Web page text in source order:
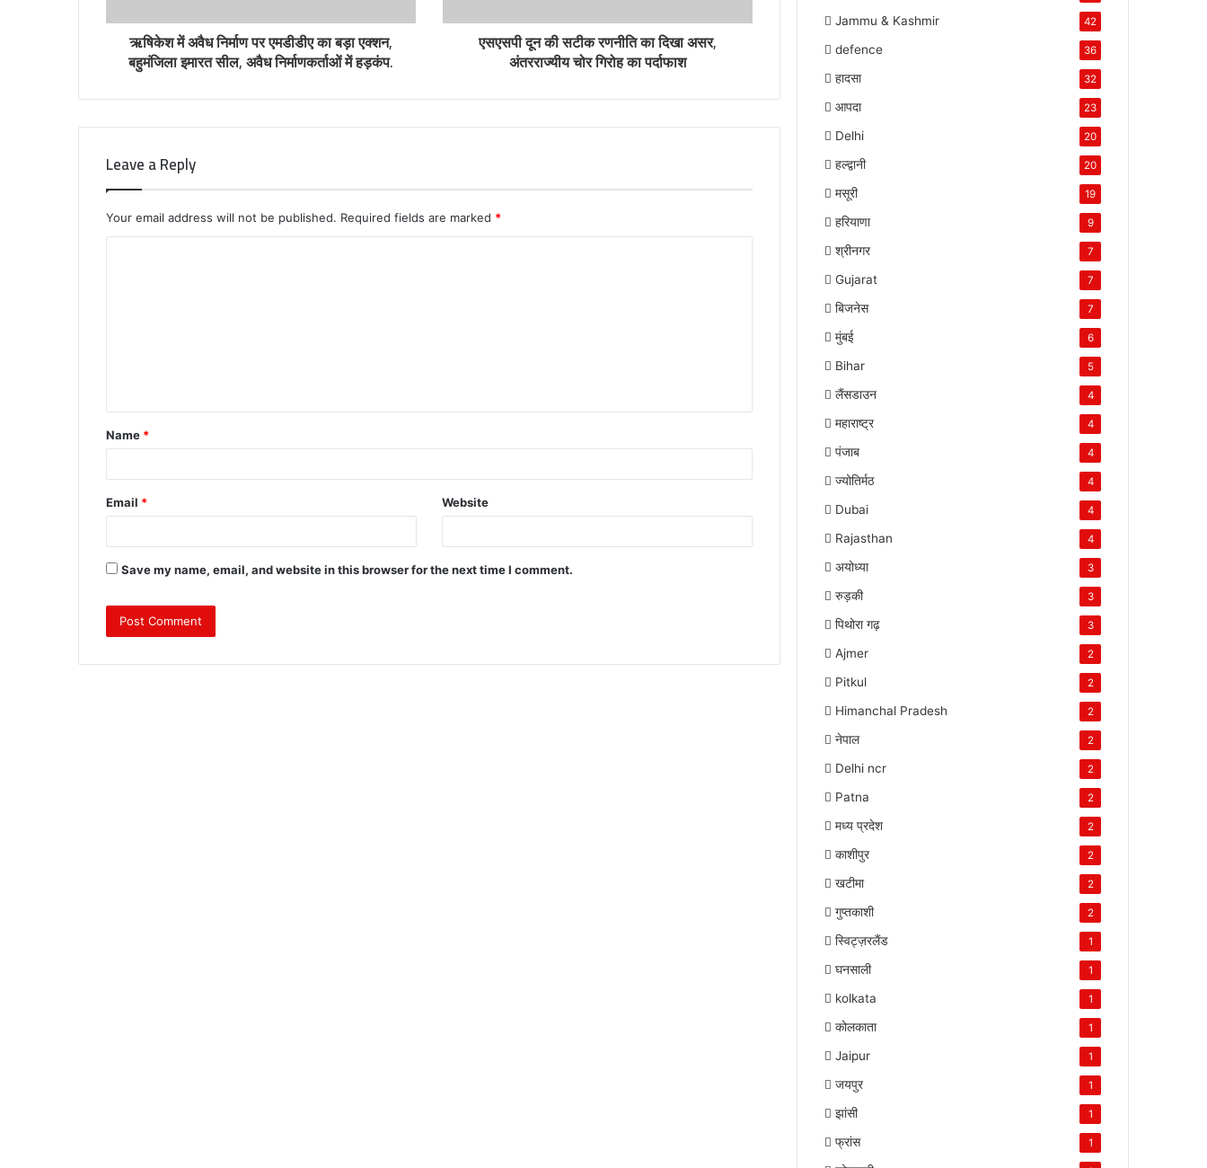
ऋषिकेश में अवैध निर्माण पर एमडीडीए का बड़ा एक्शन,
बहुमंजिला इमारत सील, अवैध निर्माणकर्ताओं में हड़कंप.
एसएसपी दून की सटीक रणनीति का दिखा असर,
अंतरराज्यीय चोर गिरोह का पर्दाफाश
Leave a Reply
Your email address will not be published. Required fields are marked *
t
*
Name *
Email * Website
Save my name, email, and website in this browser for the next time I comment.
Jammu & Kashmir 42
defence 36
हादसा 32
आपदा 23
Delhi 20
हल्द्वानी 20
मसूरी 19
हरियाणा 9
श्रीनगर 7
Gujarat 7
बिजनेस 7
मुंबई 6
Bihar 5
लैंसडाउन 4
महाराष्ट्र 4
पंजाब 4
ज्योतिर्मठ 4
Dubai 4
Rajasthan 4
अयोध्या 3
रुड़की 3
पिथोरा गढ़ 3
Ajmer 2
Pitkul 2
Himanchal Pradesh 2
नेपाल 2
Delhi ncr 2
Patna 2
मध्य प्रदेश 2
काशीपुर 2
खटीमा 2
गुप्तकाशी 2
स्विट्ज़रलैंड 1
घनसाली 1
kolkata 1
कोलकाता 1
Jaipur 1
जयपुर 1
झांसी 1
फ्रांस 1